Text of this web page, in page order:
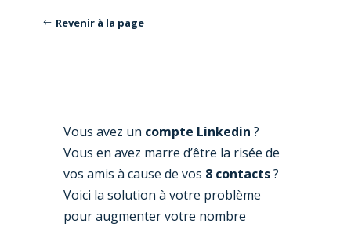
Revenir à la page
Vous avez un compte Linkedin ?
Vous en avez marre d’être la risée de
vos amis à cause de vos 8 contacts?
Voici la solution à votre problème
pour augmenter votre nombre